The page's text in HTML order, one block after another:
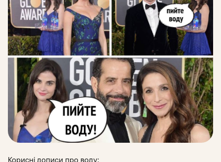
Корисні дописи про воду: